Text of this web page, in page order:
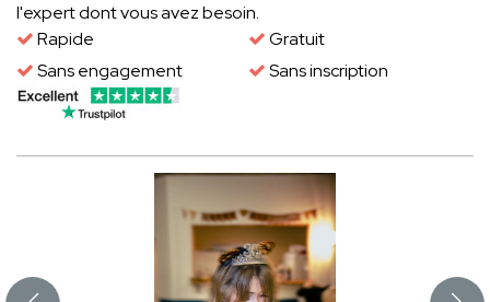
l'expert dont vous avez besoin.
Rapide
Gratuit
Sans engagement
Sans inscription